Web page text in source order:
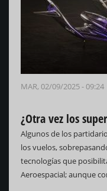
MAR, 02/09/2025 - 09:24
¿Otra vez los
Algunos de los
los vuelos,
tecnologías que
Aeroespacial; aunque